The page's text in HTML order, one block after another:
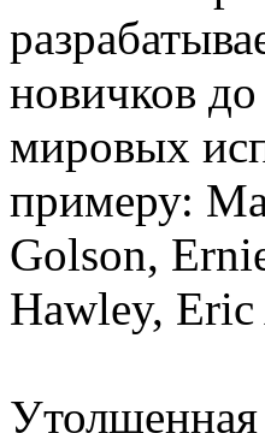
новичков
мировых
примеру:
Golson,
Hawley, Eric